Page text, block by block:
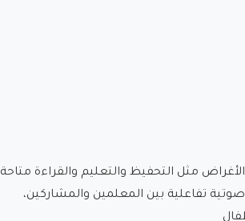
مثل التحفيظ والتعليم والقراءة متاحة
تفاعلية بين المعلمين والمشاركين،